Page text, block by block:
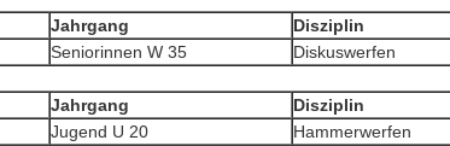
Jahrgang
Disziplin
Seniorinnen W 35 Diskuswerfen
Jahrgang
Disziplin
Jugend U 20 Hammerwerfen